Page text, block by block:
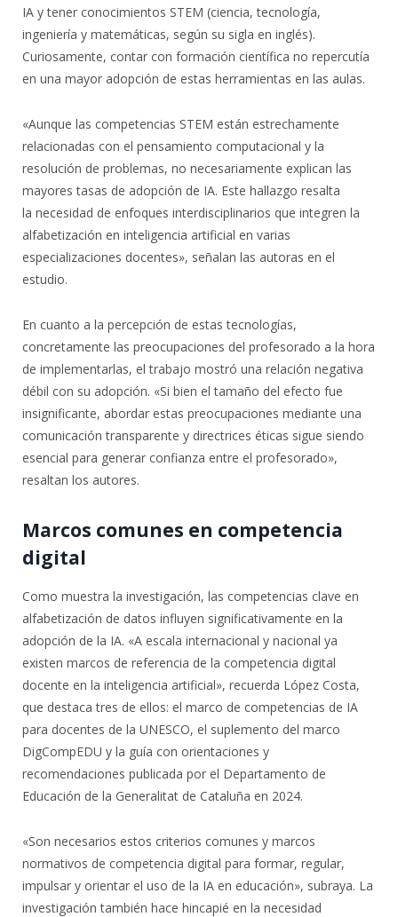
IA y tener conocimientos STEM (ciencia, tecnología,
ingeniería y matemáticas, según su sigla en inglés).
Curiosamente, contar con formación científica no repercutía
en una mayor adopción de estas herramientas en las aulas.
«Aunque las competencias STEM están estrechamente
relacionadas con el pensamiento computacional y la
resolución de problemas, no necesariamente explican las
mayores tasas de adopción de IA. Este hallazgo resalta
la necesidad de enfoques interdisciplinarios que integren la
alfabetización en inteligencia artificial en varias
especializaciones docentes», señalan las autoras en el
estudio.
En cuanto a la percepción de estas tecnologías,
concretamente las preocupaciones del profesorado a la hora
de implementarlas, el trabajo mostró una relación negativa
débil con su adopción. «Si bien el tamaño del efecto fue
insignificante, abordar estas preocupaciones mediante una
comunicación transparente y directrices éticas sigue siendo
esencial para generar confianza entre el profesorado»,
resaltan los autores.
Marcos comunes en competencia
digital
Como muestra la investigación, las competencias clave en
alfabetización de datos influyen significativamente en la
adopción de la IA. «A escala internacional y nacional ya
existen marcos de referencia de la competencia digital
docente en la inteligencia artificial», recuerda López Costa,
que destaca tres de ellos: el marco de competencias de IA
para docentes de la UNESCO, el suplemento del marco
DigCompEDU y la guía con orientaciones y
recomendaciones publicada por el Departamento de
Educación de la Generalitat de Cataluña en 2024.
«Son necesarios estos criterios comunes y marcos
normativos de competencia digital para formar, regular,
impulsar y orientar el uso de la IA en educación», subraya. La
investigación también hace hincapié en la necesidad